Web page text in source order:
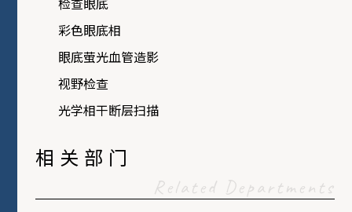
彩色眼底相
眼底萤光血管造影
视野检查
光学相干断层扫描
相关部门
Related Departments